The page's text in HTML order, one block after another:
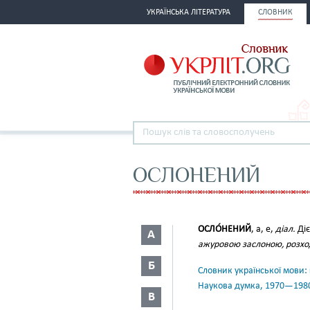
УКРАЇНСЬКА ЛІТЕРАТУРА СЛОВНИК
ОСЛОНЕНИЙ
А
Б
В
ОСЛО́НЕНИЙ, а, е, діал.
ажуровою заслоною,
Словник української
Наукова думка,